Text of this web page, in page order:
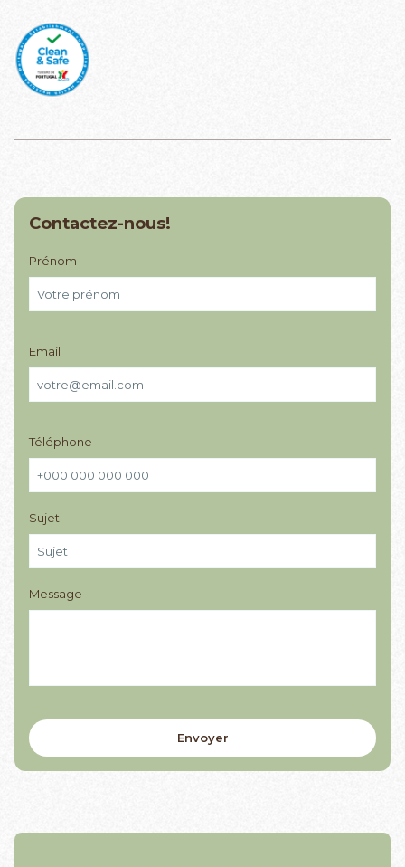
Contactez-nous!
Prénom
Email
Téléphone
Sujet
Message